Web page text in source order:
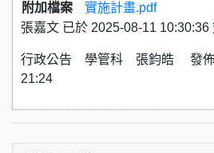
附加檔案
實施計畫.pdf
張嘉文 已於 2025-08-11 10:30:36
行政公告 學管科 張鈞皓 發佈
21:24